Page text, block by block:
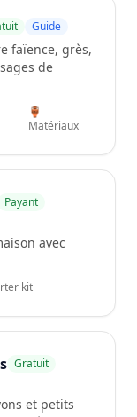
Guide
faïence, grès,
de
🏺
Matériaux
Payant
avec
kit
Gratuit
et petits